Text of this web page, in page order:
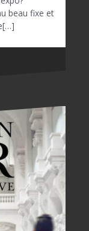
beau fixe et